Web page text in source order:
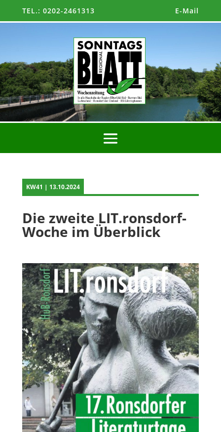
TEL.: 0202-2461313 E-Mail
KW41 | 13.10.2024
Die zweite LIT.ronsdorf-
Woche im Überblick